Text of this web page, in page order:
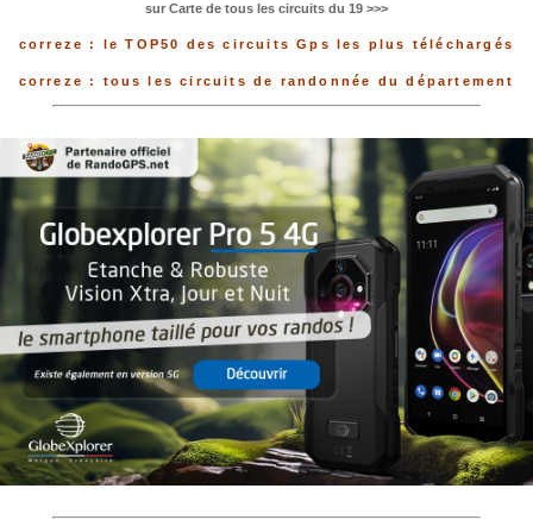
sur Carte de tous les circuits du 19 >>>
correze : le TOP50 des circuits Gps les plus téléchargés
correze : tous les circuits de randonnée du département